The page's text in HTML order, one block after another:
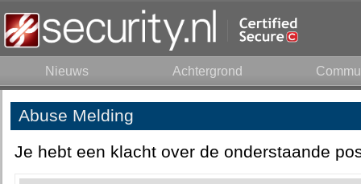
Nieuws Achtergrond
Abuse Melding
Je hebt een klacht over de onderstaande